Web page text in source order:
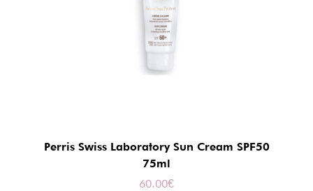
Perris Swiss Laboratory Sun Cream SPF50
75ml
60.00€